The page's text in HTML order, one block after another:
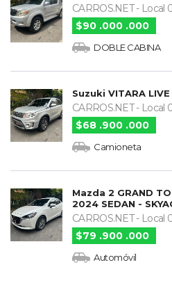
CARROS.NET - Local
$90 .000 .000
DOBLE CABINA
Suzuki VITARA LIVE
CARROS.NET - Local
$68 .900 .000
Camioneta
Mazda 2 GRAND
2024 SEDAN -
CARROS.NET - Local
$79 .900 .000
Automóvil